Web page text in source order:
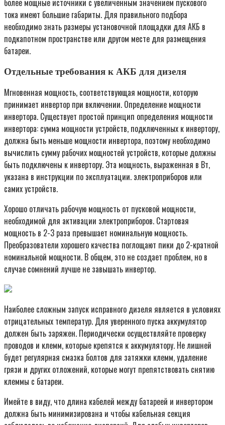
более мощные источники с увеличенным значением пускового
тока имеют большие габариты. Для правильного подбора
необходимо знать размеры установочной площадки для АКБ в
подкапотном пространстве или другом месте для размещения
батареи.
Отдельные требования к АКБ для дизеля
Мгновенная мощность, соответствующая мощности, которую
принимает инвертор при включении. Определение мощности
инвертора. Существует простой принцип определения мощности
инвертора: сумма мощности устройств, подключенных к инвертору,
должна быть меньше мощности инвертора, поэтому необходимо
вычислить сумму рабочих мощностей устройств, которые должны
быть подключены к инвертору. Эта мощность, выраженная в Вт,
указана в инструкции по эксплуатации. электроприборов или
самих устройств.
Хорошо отличать рабочую мощность от пусковой мощности,
необходимой для активации электроприборов. Стартовая
мощность в 2-3 раза превышает номинальную мощность.
Преобразователи хорошего качества поглощают пики до 2-кратной
номинальной мощности. В общем, это не создает проблем, но в
случае сомнений лучше не завышать инвертор.
Наиболее сложным запуск исправного дизеля является в условиях
отрицательных температур. Для уверенного пуска аккумулятор
должен быть заряжен. Периодически осуществляйте проверку
проводов и клемм, которые крепятся к аккумулятору. Не лишней
будет регулярная смазка болтов для затяжки клемм, удаление
грязи и других отложений, которые могут препятствовать снятию
клеммы с батареи.
Имейте в виду, что длина кабелей между батареей и инвертором
должна быть минимизирована и чтобы кабельная секция